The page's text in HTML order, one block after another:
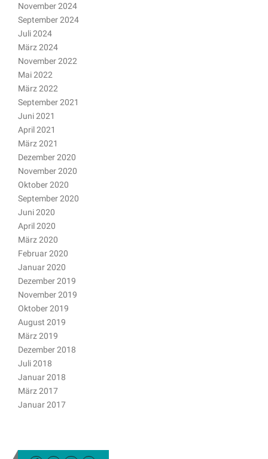
November 2024
September 2024
Juli 2024
März 2024
November 2022
Mai 2022
März 2022
September 2021
Juni 2021
April 2021
März 2021
Dezember 2020
November 2020
Oktober 2020
September 2020
Juni 2020
April 2020
März 2020
Februar 2020
Januar 2020
Dezember 2019
November 2019
Oktober 2019
August 2019
März 2019
Dezember 2018
Juli 2018
Januar 2018
März 2017
Januar 2017